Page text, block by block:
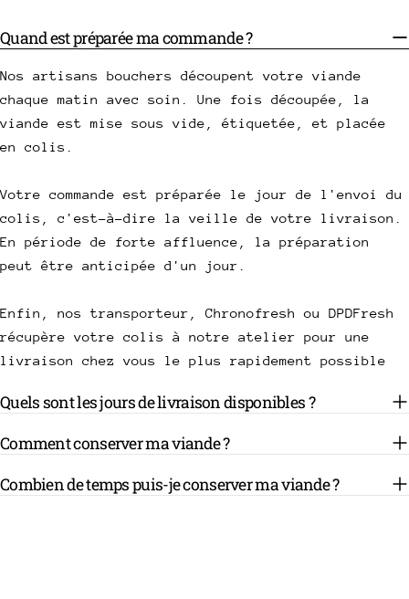
Quand est préparée ma commande ?
Nos artisans bouchers découpent votre viande
chaque matin avec soin. Une fois découpée, la
viande est mise sous vide, étiquetée, et placée
en colis.
Votre commande est préparée le jour de l'envoi du
colis, c'est-à-dire la veille de votre livraison.
En période de forte affluence, la préparation
peut être anticipée d'un jour.
Enfin, nos transporteur, Chronofresh ou DPDFresh
récupère votre colis à notre atelier pour une
livraison chez vous le plus rapidement possible
Quels sont les jours de livraison disponibles ?
Comment conserver ma viande ?
Combien de temps puis-je conserver ma viande ?